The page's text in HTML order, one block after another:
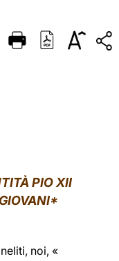
DEUTSCH
PIO XII
noi, «